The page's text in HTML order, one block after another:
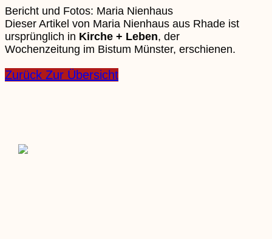
Bericht und Fotos: Maria Nienhaus
Dieser Artikel von Maria Nienhaus aus Rhade ist
ursprünglich in Kirche + Leben, der
Wochenzeitung im Bistum Münster, erschienen.
Zurück Zur Übersicht